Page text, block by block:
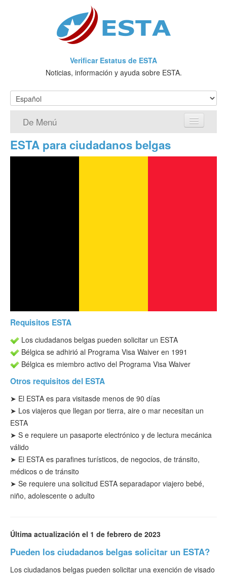
Verificar Estatus de ESTA
Noticias, información y ayuda sobre ESTA.
De Menú
Página de inicio
ESTA para ciudadanos belgas
Requisitos ESTA
Los ciudadanos belgas pueden solicitar un ESTA
Bélgica se adhirió al Programa Visa Waiver en 1991
Bélgica es miembro activo del Programa Visa Waiver
Otros requisitos del ESTA
➤ El ESTA es para visitasde menos de 90 días
➤ Los viajeros que llegan por tierra, aire o mar necesitan un
ESTA
➤ S e requiere un pasaporte electrónico y de lectura mecánica
válido
➤ El ESTA es parafines turísticos, de negocios, de tránsito,
médicos o de tránsito
➤ Se requiere una solicitud ESTA separadapor viajero bebé,
niño, adolescente o adulto
Última actualización el 1 de febrero de 2023
Pueden los ciudadanos belgas solicitar un ESTA?
Los ciudadanos belgas pueden solicitar una exención de visado